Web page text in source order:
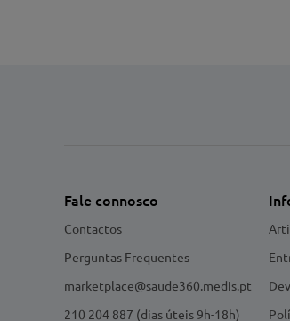
Fale connosco
Contactos
Perguntas Frequentes
marketplace@saude360.medis.pt
210 204 887 (dias úteis 9h-18h)